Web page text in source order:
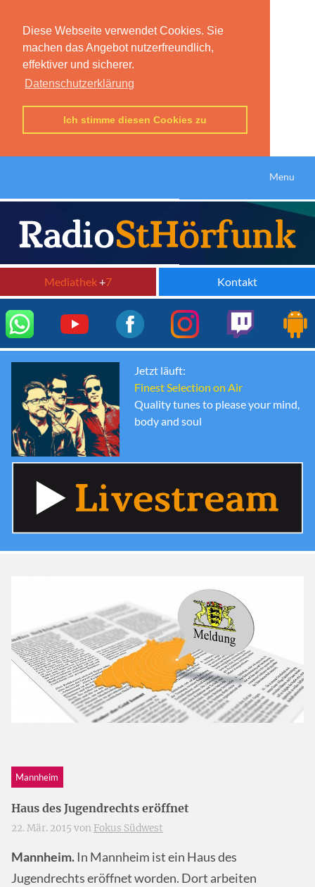
Diese Webseite verwendet Cookies. Sie
machen das Angebot nutzerfreundlich,
effektiver und sicherer.
Datenschutzerklärung
Ich stimme diesen Cookies zu
Menu
Mediathek+7 Kontakt
Jetzt läuft:
Finest Selection on Air
Quality tunes to please your mind,
body and soul
Mannheim
Haus des Jugendrechts eröffnet
22. Mär. 2015 von Fokus Südwest
Mannheim. In Mannheim ist ein Haus des
Jugendrechts eröffnet worden. Dort arbeiten